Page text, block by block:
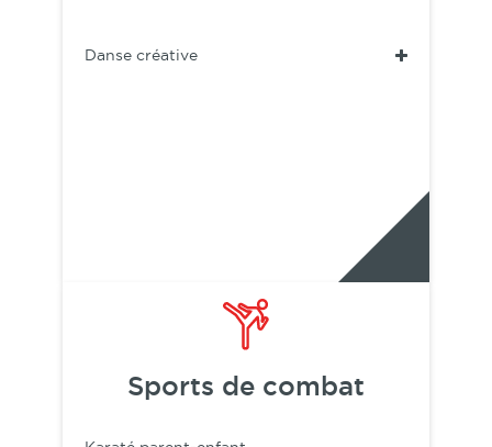
Danse créative
Sports de combat